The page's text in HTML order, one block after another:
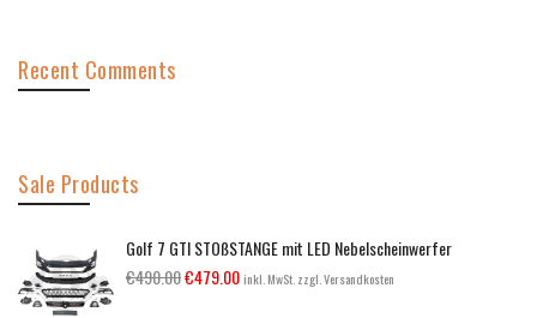
Recent Comments
Sale Products
Golf 7 GTI STOßSTANGE mit LED Nebelscheinwerfer
€490.00€479.00 inkl. MwSt. zzgl. Versandkosten